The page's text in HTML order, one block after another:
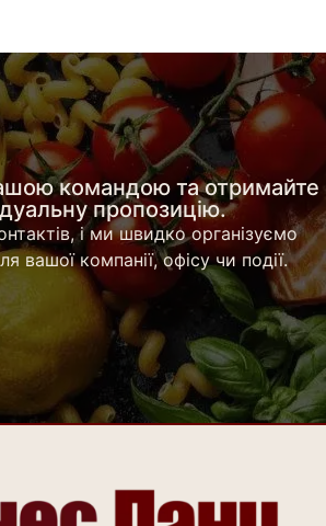
командою та отримайте
пропозицію.
і ми швидко організуємо
вашої компанії, офісу чи події.